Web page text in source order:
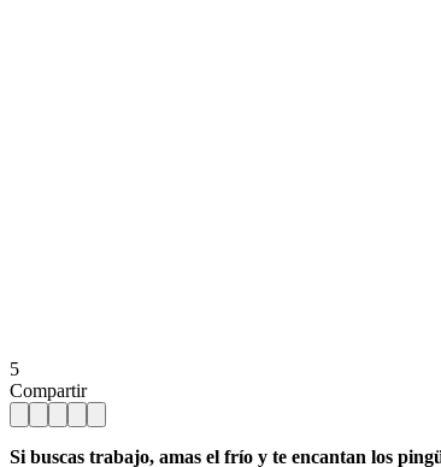
5
Compartir
Si buscas trabajo, amas el frío y te encantan los